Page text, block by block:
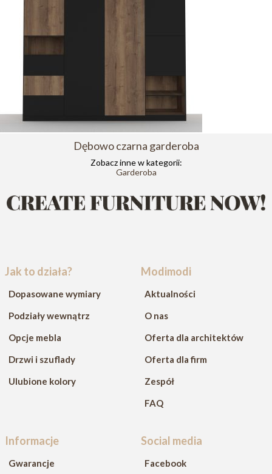
Dębowo czarna garderoba
Zobacz inne w kategorii:
Garderoba
Jak to działa?
Dopasowane wymiary
Podziały wewnątrz
Opcje mebla
Drzwi i szuflady
Ulubione kolory
Modimodi
Aktualności
O nas
Oferta dla architektów
Oferta dla firm
Zespół
FAQ
Informacje
Gwarancje
Social media
Facebook